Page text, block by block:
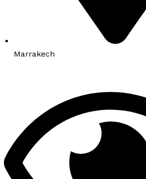
Marrakech